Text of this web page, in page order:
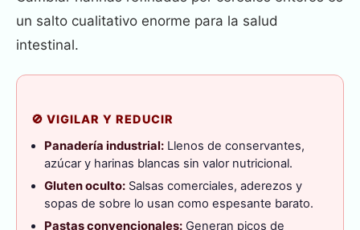
un salto cualitativo enorme para la salud
intestinal.
🚫 VIGILAR Y REDUCIR
Panadería industrial: Llenos de conservantes,
azúcar y harinas blancas sin valor nutricional.
Gluten oculto: Salsas comerciales, aderezos y
sopas de sobre lo usan como espesante barato.
Pastas convencionales: Generan picos de